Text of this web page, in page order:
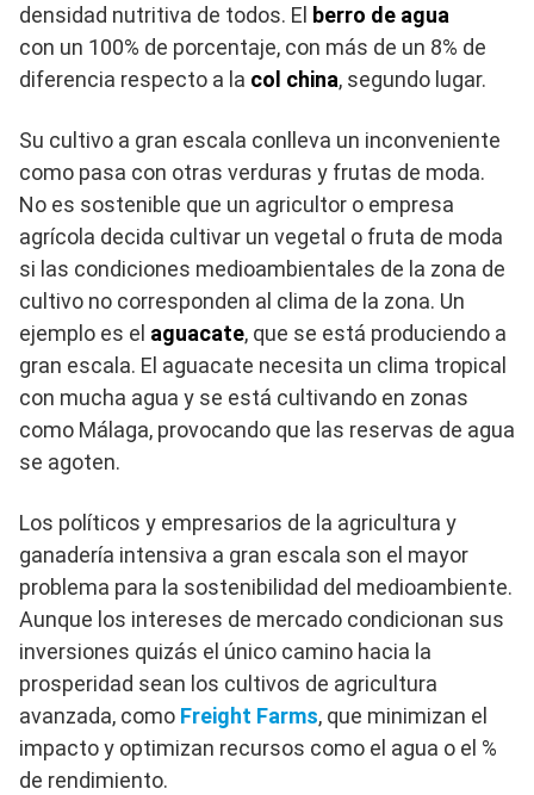
densidad nutritiva de todos. El berro de agua
con un 100% de porcentaje, con más de un 8% de
diferencia respecto a la col china, segundo lugar.
Su cultivo a gran escala conlleva un inconveniente
como pasa con otras verduras y frutas de moda.
No es sostenible que un agricultor o empresa
agrícola decida cultivar un vegetal o fruta de moda
si las condiciones medioambientales de la zona de
cultivo no corresponden al clima de la zona. Un
ejemplo es el aguacate, que se está produciendo a
gran escala. El aguacate necesita un clima tropical
con mucha agua y se está cultivando en zonas
como Málaga, provocando que las reservas de agua
se agoten.
Los políticos y empresarios de la agricultura y
ganadería intensiva a gran escala son el mayor
problema para la sostenibilidad del medioambiente.
Aunque los intereses de mercado condicionan sus
inversiones quizás el único camino hacia la
prosperidad sean los cultivos de agricultura
avanzada, como Freight Farms, que minimizan el
impacto y optimizan recursos como el agua o el %
de rendimiento.